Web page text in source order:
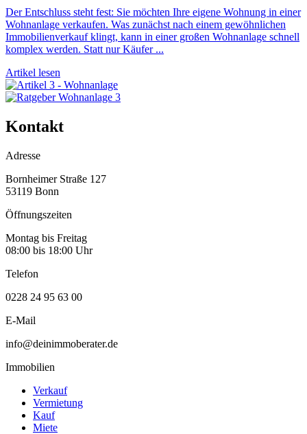
Der Entschluss steht fest: Sie möchten Ihre eigene Wohnung in einer
Wohnanlage verkaufen. Was zunächst nach einem gewöhnlichen
Immobilienverkauf klingt, kann in einer großen Wohnanlage schnell
komplex werden. Statt nur Käufer ...
Artikel lesen
Kontakt
Adresse
Bornheimer Straße 127
53119 Bonn
Öffnungszeiten
Montag bis Freitag
08:00 bis 18:00 Uhr
Telefon
0228 24 95 63 00
E-Mail
info@deinimmoberater.de
Immobilien
Verkauf
Vermietung
Kauf
Miete